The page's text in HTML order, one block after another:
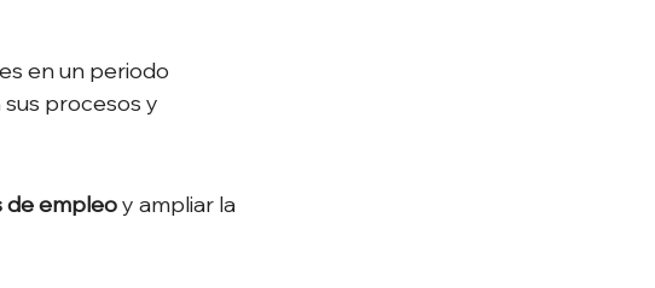
en un periodo
procesos y
de empleo y ampliar la